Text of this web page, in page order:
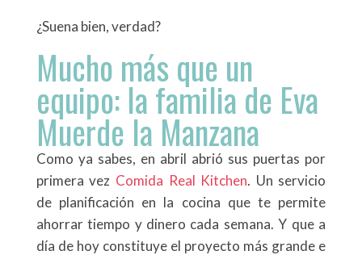
¿Suena bien, verdad?
Mucho más que un
equipo: la familia de Eva
Muerde la Manzana
Como ya sabes, en abril abrió sus puertas por
primera vez Comida Real Kitchen. Un servicio
de planificación en la cocina que te permite
ahorrar tiempo y dinero cada semana. Y que a
día de hoy constituye el proyecto más grande e